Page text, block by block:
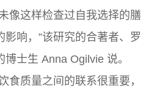
像这样检查过自我选择的膳
响，”该研究的合著者、罗
士生 Anna Ogilvie 说。
食质量之间的联系很重要，